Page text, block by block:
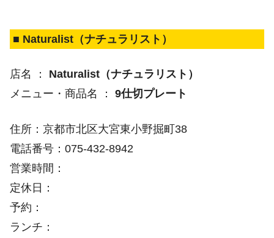
■ Naturalist（ナチュラリスト）
店名 ： Naturalist（ナチュラリスト）
メニュー・商品名 ： 9仕切プレート
住所：京都市北区大宮東小野掘町38
電話番号：075-432-8942
営業時間：
定休日：
予約：
ランチ：